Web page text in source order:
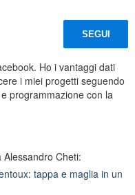
SEGUI
Ho i vantaggi dati
i miei progetti seguendo
programmazione con la
Cheti:
tappa e maglia in un